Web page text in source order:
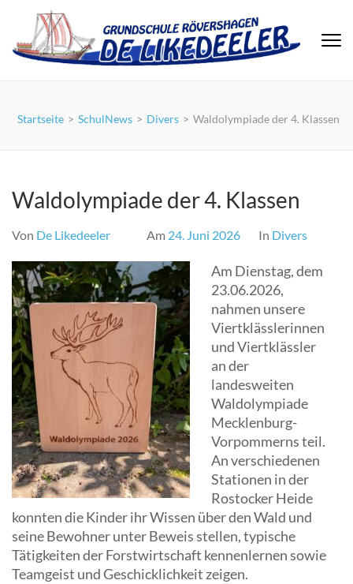
Inhalt
springen
(Eingabetaste
Startseite > SchulNews > Divers > Waldolympiade der 4. Klassen
Waldolympiade der 4. Klassen
Von De Likedeeler Am 24. Juni 2026 In Divers
Am Dienstag, dem
23.06.2026,
nahmen unsere
Viertklässlerinnen
und Viertklässler
an der
landesweiten
Waldolympiade
Mecklenburg-
Vorpommerns teil.
An verschiedenen
Stationen in der
Rostocker Heide
konnten die Kinder ihr Wissen über den Wald und
seine Bewohner unter Beweis stellen, typische
Tätigkeiten der Forstwirtschaft kennenlernen sowie
Teamgeist und Geschicklichkeit zeigen.